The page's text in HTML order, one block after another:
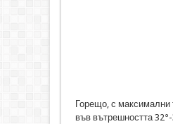
Горещо, с максимални
във вътрешността